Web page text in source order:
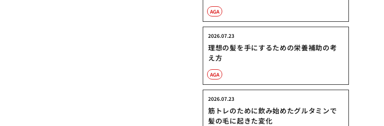
AGA
理想の髪を手にするための栄養補助の考
え方
2026.07.23
AGA
筋トレのために飲み始めたグルタミンで
髪の毛に起きた変化
2026.07.23